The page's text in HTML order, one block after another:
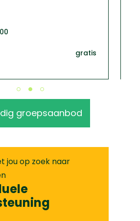
gratis
groepsaanbod
jou op zoek naar